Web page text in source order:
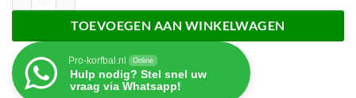
TOEVOEGEN AAN WINKELWAGEN
Pro-korfbal.nl Online
Hulp nodig? Stel snel uw
vraag via Whatsapp!